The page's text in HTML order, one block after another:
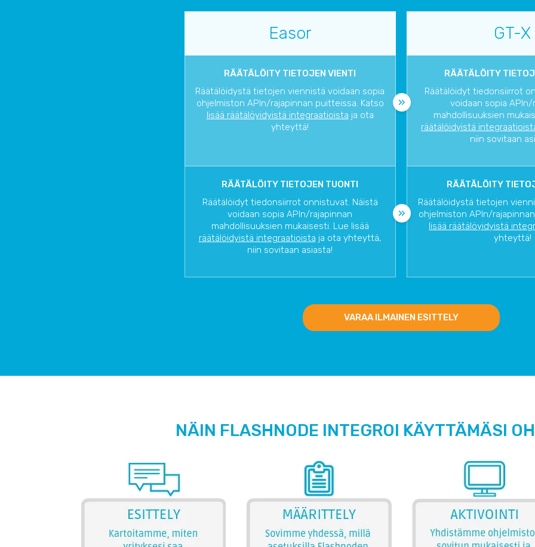
Easor GT-X
RÄÄTÄLÖITY TIETOJEN VIENTI
Räätälöidystä tietojen viennistä voidaan sopia
ohjelmiston APIn/rajapinnan puitteissa. Katso
lisää räätälöyidyistä integraatioista ja ota
yhteyttä!
RÄÄTÄLÖITY
Räätälöidyt tiedonsiirrot
voidaan sopia APIn/
mahdollisuuksien
räätälöidyistä
niin sovitaan
RÄÄTÄLÖITY TIETOJEN TUONTI
Räätälöidyt tiedonsiirrot onnistuvat. Näistä
voidaan sopia APIn/rajapinnan
mahdollisuuksien mukaisesti. Lue lisää
räätälöidyistä integraatioista ja ota yhteyttä,
niin sovitaan asiasta!
RÄÄTÄLÖITY
Räätälöidystä tietojen
ohjelmiston APIn/
lisää räätälöyidyistä
yhteyttä!
VARAA ILMAINEN ESITTELY
NÄIN FLASHNODE INTEGROI KÄYTTÄMÄSI